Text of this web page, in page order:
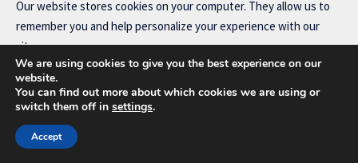
Our website stores cookies on your computer. They allow us to
remember you and help personalize your experience with our
site..
Read our
privacy policy for more information.
Copyright © 2014-2025 MonoGramSK. All Rights Reserved.
We are using cookies to give you the best experience on our
website.
You can find out more about which cookies we are using or
switch them off in settings.
Accept